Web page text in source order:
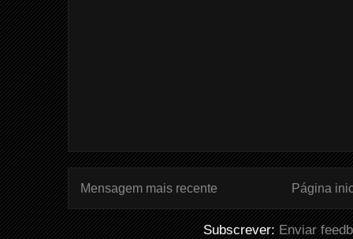
Mensagem mais recente Página
Subscrever:Enviar